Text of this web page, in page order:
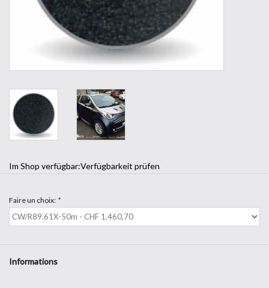
Im Shop verfügbar:Verfügbarkeit prüfen
Faire un choix: *
Informations